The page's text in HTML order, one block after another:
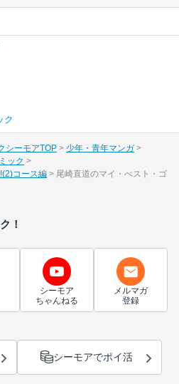
ク
シーモアTOP
少年・青年マンガ
ック
コース編
尾崎直道のマイ・べスト・ゴ
！
シーモア
ちゃんねる
メルマガ
登録
シーモアでポイ活